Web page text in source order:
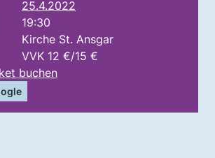
25.4.2022
19:30
Kirche St. Ansgar
VVK 12 €/15 €
buchen